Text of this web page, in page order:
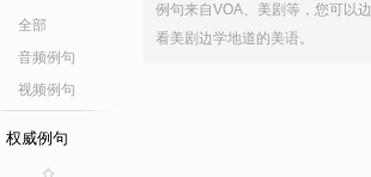
全部
音频例句
视频例句
权威例句
例句来自VOA、美剧等，您可以边
看美剧边学地道的美语。